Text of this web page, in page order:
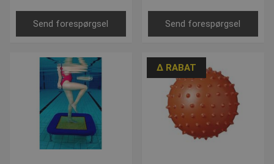
Send forespørgsel Send forespørgsel
∆ RABAT